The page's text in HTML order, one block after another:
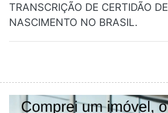
TRANSCRIÇÃO DE CERTIDÃO
NASCIMENTO NO BRASIL.